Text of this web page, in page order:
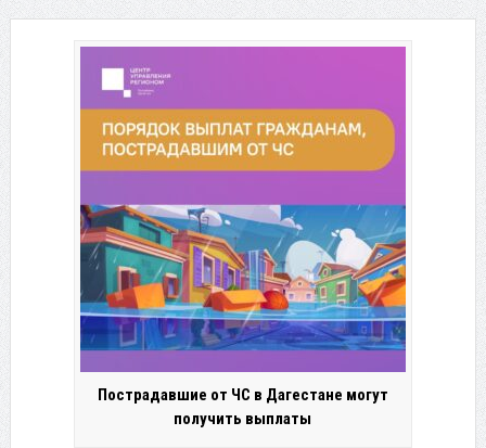
Пострадавшие от ЧС в Дагестане могут
получить выплаты